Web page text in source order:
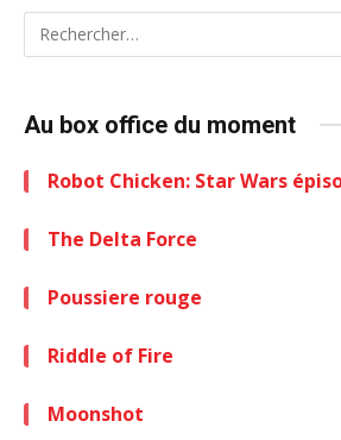
Au box office du moment
Robot Chicken: Star Wars
The Delta Force
Poussiere rouge
Riddle of Fire
Moonshot